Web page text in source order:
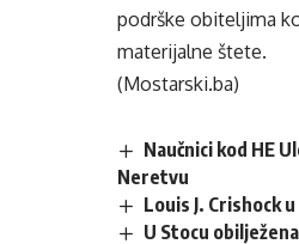
podrške obiteljima
materijalne štete.
(Mostarski.ba)
Naučnici kod HE
Neretvu
Louis J. Crishock
U Stocu